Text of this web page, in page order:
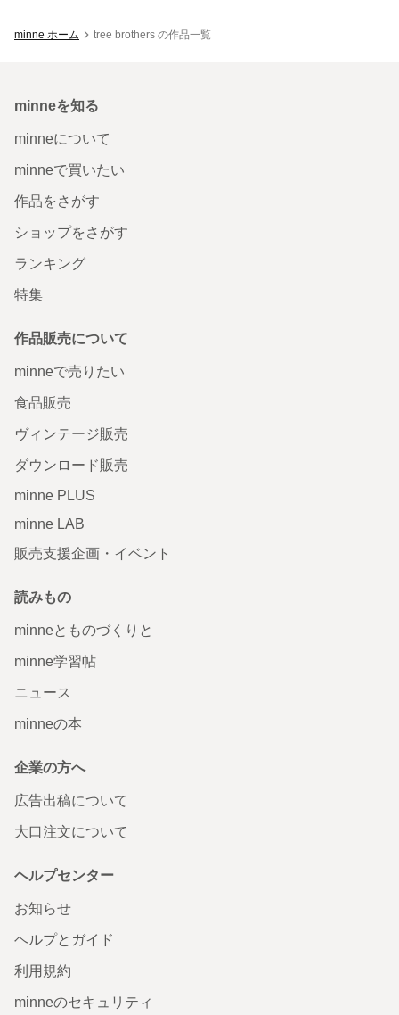
minne ホーム tree brothers の作品一覧
minneを知る
minneについて
minneで買いたい
作品をさがす
ショップをさがす
ランキング
特集
作品販売について
minneで売りたい
食品販売
ヴィンテージ販売
ダウンロード販売
minne PLUS
minne LAB
販売支援企画・イベント
読みもの
minneとものづくりと
minne学習帖
ニュース
minneの本
企業の方へ
広告出稿について
大口注文について
ヘルプセンター
お知らせ
ヘルプとガイド
利用規約
minneのセキュリティ